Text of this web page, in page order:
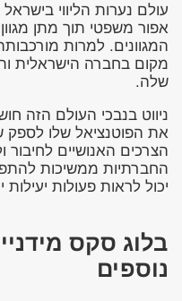
עולם נערות הליווי
אפור משפטי תוך מתן
המגוונים. למרות
מקום בחברה הישראלית
שלה.
ניווט בנבכי העולם הזה
את הפוטנציאל שלו לספק
הצרכים האנושיים לחיבור
החברתיות ממשיכות
יכול לראות פעולות
בלוג סקס
נוספים